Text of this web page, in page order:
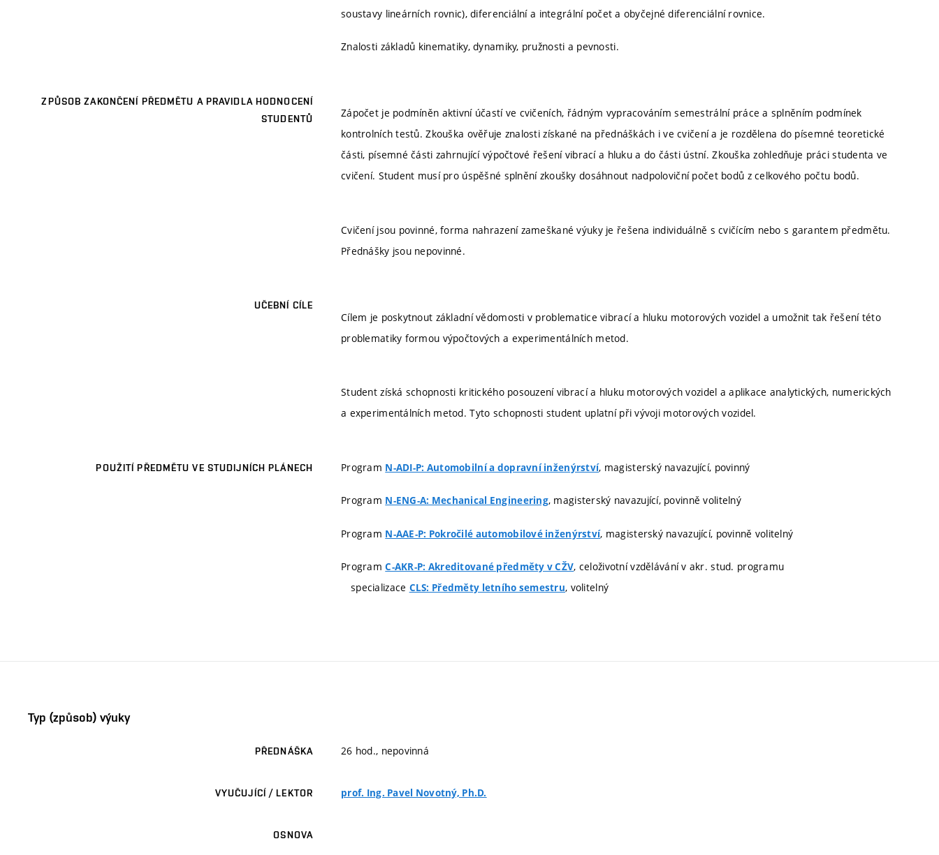
soustavy lineárních rovnic), diferenciální a integrální počet a obyčejné diferenciální rovnice.
Znalosti základů kinematiky, dynamiky, pružnosti a pevnosti.
ZPŮSOB ZAKONČENÍ PŘEDMĚTU A PRAVIDLA HODNOCENÍ
STUDENTŮ
Zápočet je podmíněn aktivní účastí ve cvičeních, řádným vypracováním semestrální práce a splněním podmínek
kontrolních testů. Zkouška ověřuje znalosti získané na přednáškách i ve cvičení a je rozdělena do písemné teoretické
části, písemné části zahrnující výpočtové řešení vibrací a hluku a do části ústní. Zkouška zohledňuje práci studenta ve
cvičení. Student musí pro úspěšné splnění zkoušky dosáhnout nadpoloviční počet bodů z celkového počtu bodů.
Cvičení jsou povinné, forma nahrazení zameškané výuky je řešena individuálně s cvičícím nebo s garantem předmětu.
Přednášky jsou nepovinné.
UČEBNÍ CÍLE
Cílem je poskytnout základní vědomosti v problematice vibrací a hluku motorových vozidel a umožnit tak řešení této
problematiky formou výpočtových a experimentálních metod.
Student získá schopnosti kritického posouzení vibrací a hluku motorových vozidel a aplikace analytických, numerických
a experimentálních metod. Tyto schopnosti student uplatní při vývoji motorových vozidel.
POUŽITÍ PŘEDMĚTU VE STUDIJNÍCH PLÁNECH Program N-ADI-P: Automobilní a dopravní inženýrství, magisterský navazující, povinný
Program N-ENG-A: Mechanical Engineering, magisterský navazující, povinně volitelný
Program N-AAE-P: Pokročilé automobilové inženýrství, magisterský navazující, povinně volitelný
ProgramC-AKR-P: Akreditované předměty v CŽV, celoživotní vzdělávání v akr. stud. programu
specializace CLS: Předměty letního semestru, volitelný
Typ (způsob) výuky
PŘEDNÁŠKA 26 hod., nepovinná
VYUČUJÍCÍ / LEKTOR prof. Ing. Pavel Novotný, Ph.D.
OSNOVA